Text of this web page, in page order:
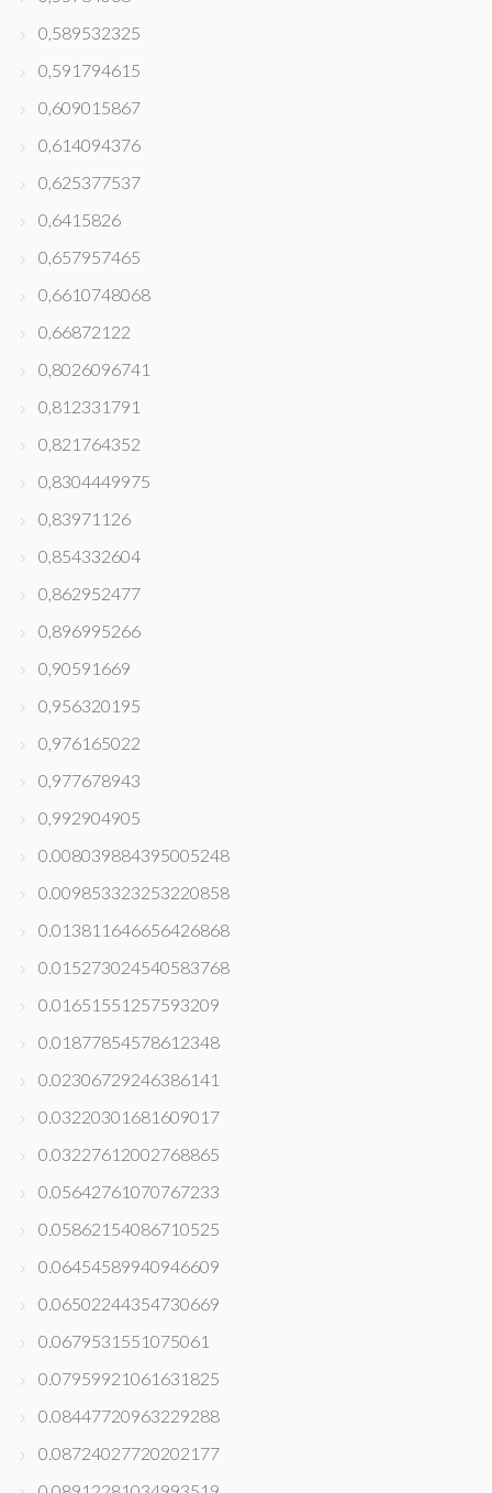
0,589532325
0,591794615
0,609015867
0,614094376
0,625377537
0,6415826
0,657957465
0,6610748068
0,66872122
0,8026096741
0,812331791
0,821764352
0,8304449975
0,83971126
0,854332604
0,862952477
0,896995266
0,90591669
0,956320195
0,976165022
0,977678943
0,992904905
0.008039884395005248
0.009853323253220858
0.013811646656426868
0.015273024540583768
0.01651551257593209
0.01877854578612348
0.02306729246386141
0.03220301681609017
0.03227612002768865
0.05642761070767233
0.05862154086710525
0.06454589940946609
0.06502244354730669
0.0679531551075061
0.07959921061631825
0.08447720963229288
0.08724027720202177